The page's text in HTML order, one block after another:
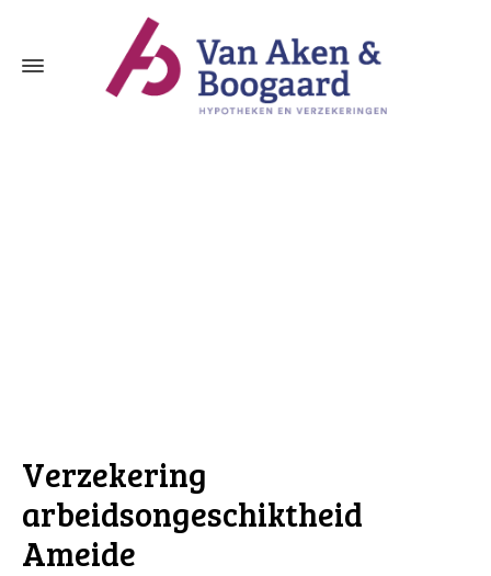
Verzekering
arbeidsongeschiktheid
Ameide